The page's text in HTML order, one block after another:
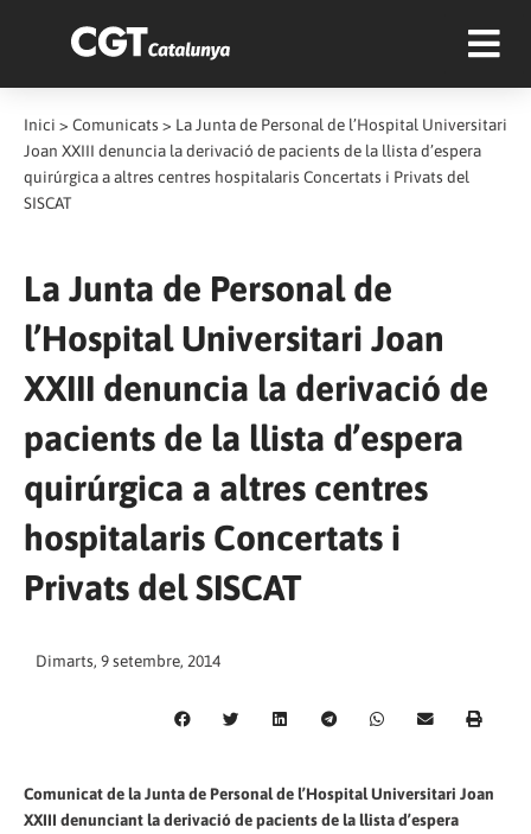
Inici > Comunicats > La Junta de Personal de l’Hospital Universitari
Joan XXIII denuncia la derivació de pacients de la llista d’espera
quirúrgica a altres centres hospitalaris Concertats i Privats del
SISCAT
La Junta de Personal de
l’Hospital Universitari Joan
XXIII denuncia la derivació de
pacients de la llista d’espera
quirúrgica a altres centres
hospitalaris Concertats i
Privats del SISCAT
Dimarts, 9 setembre, 2014
Comunicat de la Junta de Personal de l’Hospital Universitari Joan
XXIII denunciant la derivació de pacients de la llista d’espera